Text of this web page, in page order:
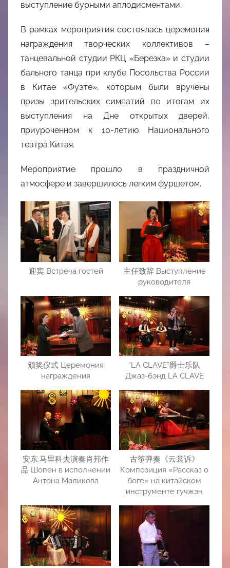
выступление бурными аплодисментами.
В рамках мероприятия состоялась церемония
награждения творческих коллективов –
танцевальной студии РКЦ «Березка» и студии
бального танца при клубе Посольства России
в Китае «Фуэте», которым были вручены
призы зрительских симпатий по итогам их
выступления на Дне открытых дверей,
приуроченном к 10-летию Национального
театра Китая.
Мероприятие прошло в праздничной
атмосфере и завершилось легким фуршетом.
迎宾 Встреча гостей
主任致辞 Выступление
руководителя
颁奖仪式 Церемония
награждения
“LA CLAVE”爵士乐队
Джаз-бэнд LA CLAVE
安东.马里科夫演奏肖邦作
品 Шопен в исполнении
Антона Маликова
古筝弹奏《云裳诉》
Композиция «Рассказ о
боге» на китайском
инструменте гучжэн